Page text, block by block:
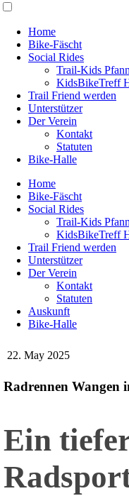
Home
Bike-Fäscht
Social Rides
Trail-Kids
KidsBikeTreff
Trail Friend werden
Unterstützer
Der Verein
Kontakt
Statuten
Bike-Halle
Home
Bike-Fäscht
Social Rides
Trail-Kids
KidsBikeTreff
Trail Friend werden
Unterstützer
Der Verein
Kontakt
Statuten
Auskunft
Bike-Halle
22. May 2025
Radrennen Wangen
Ein